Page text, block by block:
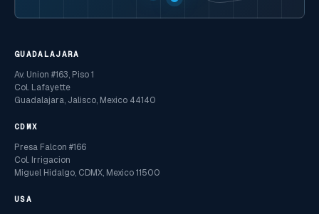
GUADALAJARA
Av. Union #163, Piso 1
Col. Lafayette
Guadalajara, Jalisco, Mexico 44140
CDMX
Presa Falcon #166
Col. Irrigacion
Miguel Hidalgo, CDMX, Mexico 11500
USA